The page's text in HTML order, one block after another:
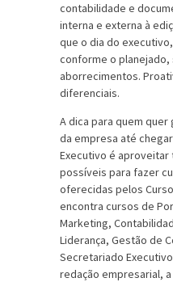
contabilidade e
interna e externa à
que o dia do
conforme o
aborrecimentos.
diferenciais.
A dica para quem
da empresa até
Executivo é
possíveis para fazer
oferecidas pelos
encontra cursos de
Marketing,
Liderança, Gestão de
Secretariado
redação empresarial,